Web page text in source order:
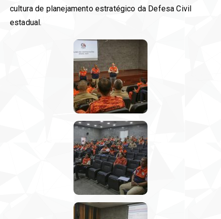
cultura de planejamento estratégico da Defesa Civil
estadual.